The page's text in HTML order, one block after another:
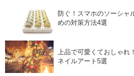
防ぐ！スマホのソーシャ
めの対策方法4選
上品で可愛くておしゃれ
ネイルアート5選